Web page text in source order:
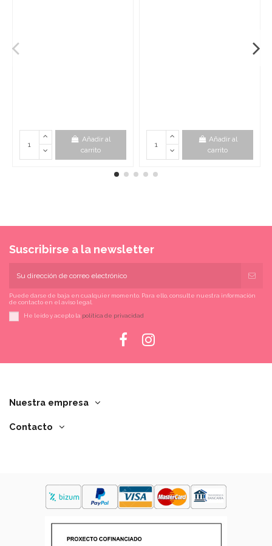
Añadir al
carrito
Añadir al
carrito
Suscribirse a la newsletter
Puede darse de baja en cualquier momento. Para ello, consulte nuestra información
de contacto en el aviso legal.
He leído y acepto la política de privacidad
Nuestra empresa
Contacto